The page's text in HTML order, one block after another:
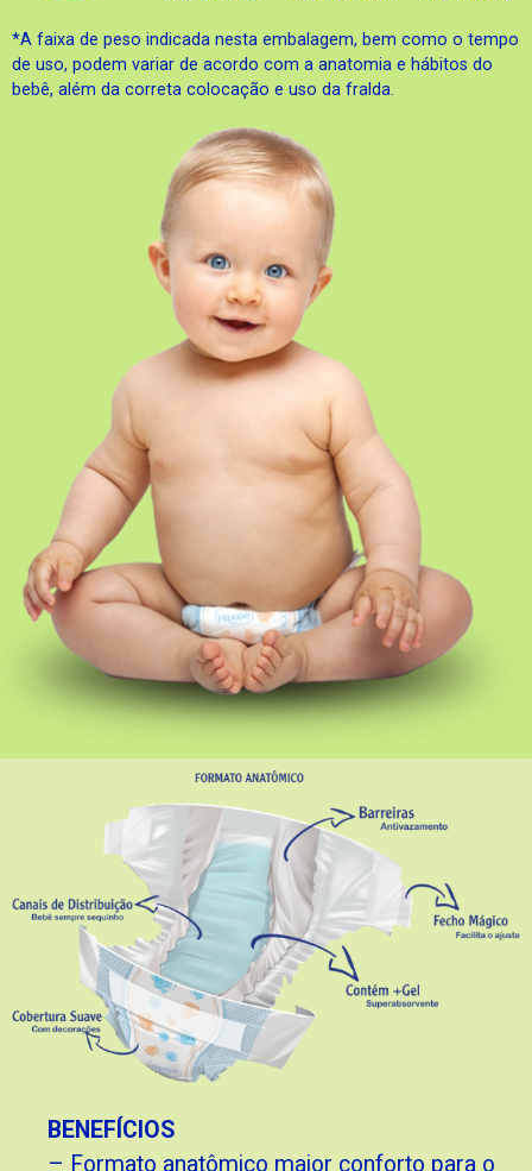
*A faixa de peso indicada nesta embalagem, bem como o tempo
de uso, podem variar de acordo com a anatomia e hábitos do
bebê, além da correta colocação e uso da fralda.
BENEFÍCIOS
– Formato anatômico maior conforto para o